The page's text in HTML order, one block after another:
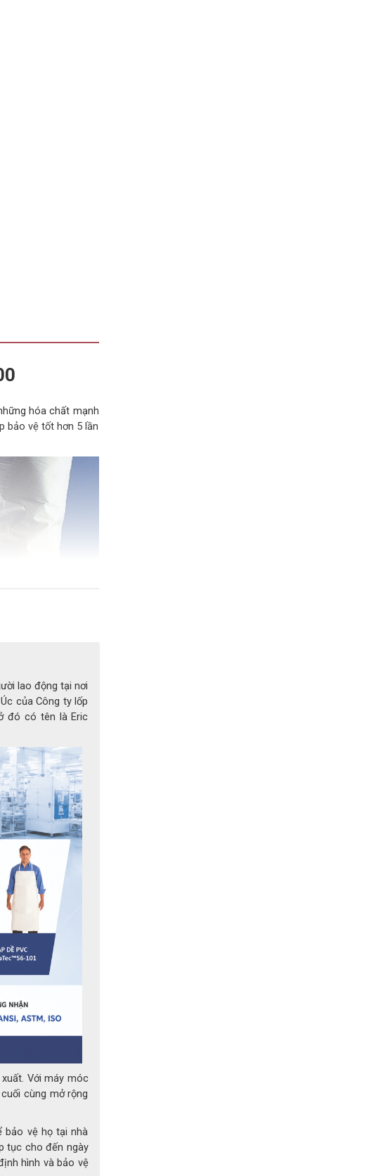
hóa chất mạnh
bảo vệ tốt hơn 5 lần
hóa chất mạnh
sử dụng là điều cần
Barrier 02-100
Với thiết kế 5 lớp
làm các công việc
cung cấp thêm
người sử dụng
hợp sử dụng trong
chất như : Xưởng
xử lý nước thải,
dầu ...v....v....
lao động tại nơi
của Công ty lốp
đó có tên là Eric
Với máy móc
cùng mở rộng
bảo vệ họ tại nhà
tục cho đến ngày
hình và bảo vệ